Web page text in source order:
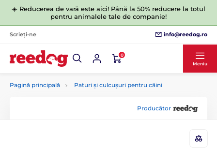
☀️ Reducerea de vară este aici! Până la 50% reducere la totul
pentru animalele tale de companie!
Scrieți-ne info@reedog.ro
0
Meniu
Pagină principală Paturi și culcușuri pentru câini
Producător